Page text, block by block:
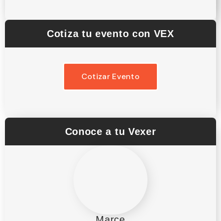
Cotiza tu evento con VEX
Cotizar Evento
Conoce a tu Vexer